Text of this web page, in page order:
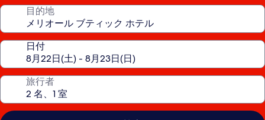
施
目的地
日付
旅行者